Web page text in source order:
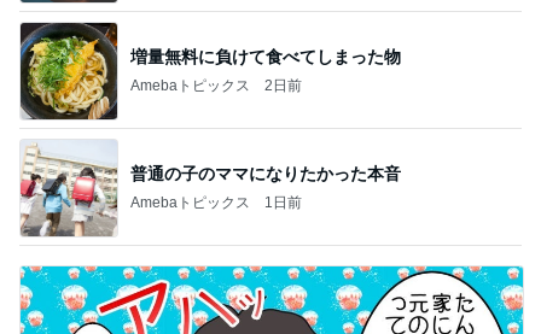
増量無料に負けて食べてしまった物
Amebaトピックス 2日前
普通の子のママになりたかった本音
Amebaトピックス 1日前